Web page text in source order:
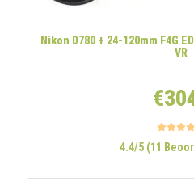
Nikon D780 + 24-120mm F4G
VR
4.4/5 (11